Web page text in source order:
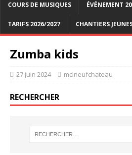
COURS DE MUSIQUES ÉVÉNEMENT
TARIFS 2026/2027 CHANTIERS
Zumba kids
27 juin 2024 mclneufchateau
RECHERCHER